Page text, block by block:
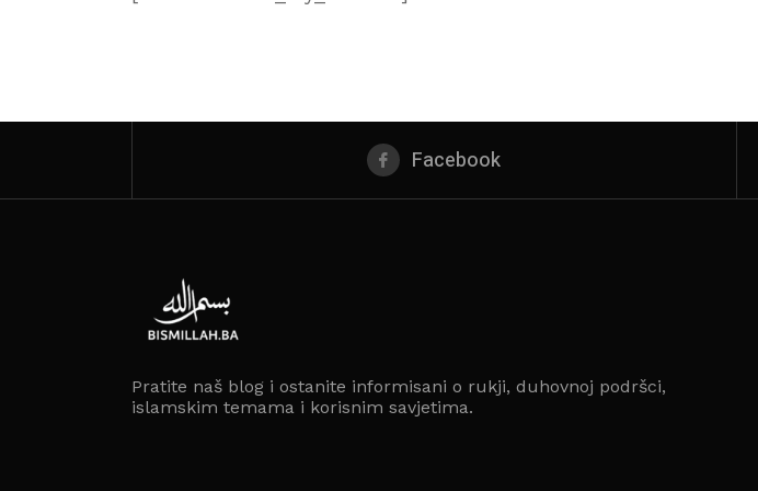
Facebook
Pratite naš blog i ostanite informisani o rukji, duhovnoj podršci,
islamskim temama i korisnim savjetima.